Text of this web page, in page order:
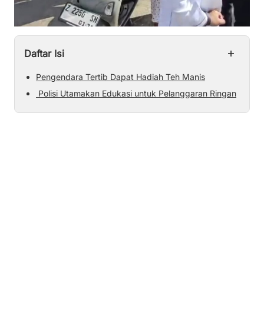
Daftar Isi +
Pengendara Tertib Dapat Hadiah Teh Manis
Polisi Utamakan Edukasi untuk Pelanggaran Ringan